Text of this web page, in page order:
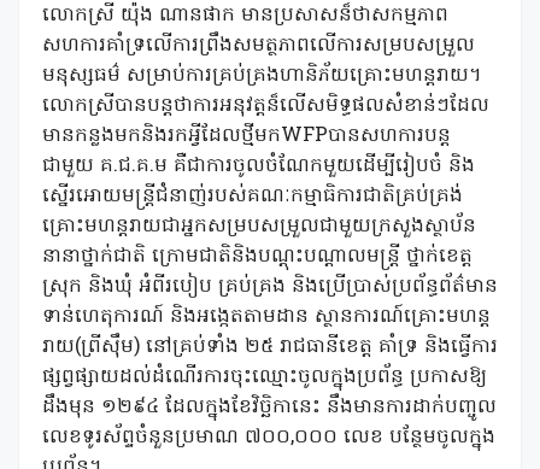
លោកស្រី យ៉ុង ណានផាក មានប្រសាសន៏ថាសកម្មភាព
សហការគាំទ្រលើការព្រឹងសមត្ថភាពលើការសម្របសម្រួល
មនុស្សធម៌ សម្រាប់ការគ្រប់គ្រងហានិភ័យគ្រោះមហន្តរាយ។
លោកស្រីបានបន្តថាការអនុវត្តន៏លើសមិទ្ធផលសំខាន់ៗដែល
មានកន្លងមកនិងរកអ្វីដែលថ្មីមកWFPបានសហការបន្ត
ជាមួយ គ.ជ.គ.ម គឺជាការចូលចំណែកមួយដើម្បីរៀបចំ និង
ស្នើរអោយមន្ត្រីជំនាញ់របស់គណៈកម្មាធិការជាតិគ្រប់គ្រង់
គ្រោះមហន្តរាយជាអ្នកសម្របសម្រួលជាមួយក្រសួងស្ថាប័ន
នានាថ្នាក់ជាតិ ក្រោមជាតិនិងបណ្តុះបណ្តាលមន្ត្រី ថ្នាក់ខេត្ត
ស្រុក និងឃុំ អំពីរបៀប គ្រប់គ្រង និងប្រើប្រាស់ប្រព័ន្ធព័ត៌មាន
ទាន់ហេតុការណ៍ និងអង្កេតតាមដាន ស្ថានការណ៍គ្រោះមហន្ត
រាយ(ព្រីស៊ឹម) នៅគ្រប់ទាំង ២៥ រាជធានីខេត្ត គាំទ្រ និងធ្វើការ
ផ្សព្វផ្សាយដល់ដំណើរការចុះឈ្មោះចូលក្នុងប្រព័ន្ធ ប្រកាសឱ្យ
ដឹងមុន ១២៩៤ ដែលក្នុងខែវិច្ឆិកានេះ នឹងមានការដាក់បញ្ចូល
លេខទូរស័ព្ទចំនួនប្រមាណ ៧០០,០០០ លេខ បន្ថែមចូលក្នុង